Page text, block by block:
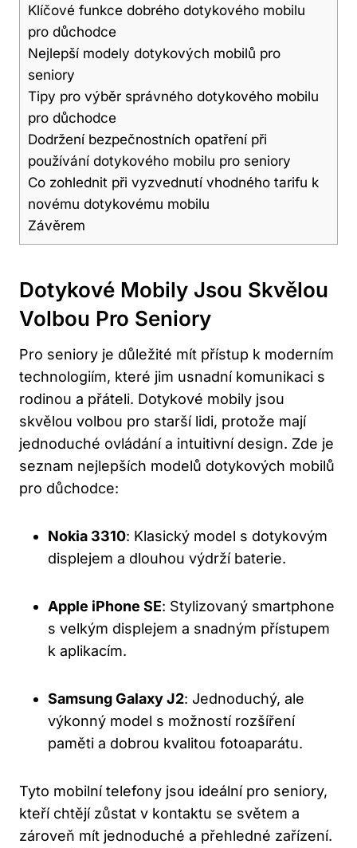
Klíčové funkce dobrého dotykového mobilu
pro důchodce
Nejlepší modely dotykových mobilů pro
seniory
Tipy pro výběr správného dotykového mobilu
pro důchodce
Dodržení bezpečnostních opatření při
používání dotykového mobilu pro seniory
Co zohlednit při vyzvednutí vhodného tarifu k
novému dotykovému mobilu
Závěrem
Dotykové Mobily Jsou Skvělou
Volbou Pro Seniory
Pro seniory je důležité mít přístup k moderním
technologiím, které jim usnadní komunikaci s
rodinou a přáteli. Dotykové mobily jsou
skvělou volbou pro starší lidi, protože mají
jednoduché ovládání a intuitivní design. Zde je
seznam nejlepších modelů dotykových mobilů
pro důchodce:
Nokia 3310: Klasický model s dotykovým
displejem a dlouhou výdrží baterie.
Apple iPhone SE: Stylizovaný smartphone
s velkým displejem a snadným přístupem
k aplikacím.
Samsung Galaxy J2: Jednoduchý, ale
výkonný model s možností rozšíření
paměti a dobrou kvalitou fotoaparátu.
Tyto mobilní telefony jsou ideální pro seniory,
kteří chtějí zůstat v kontaktu se světem a
zároveň mít jednoduché a přehledné zařízení.